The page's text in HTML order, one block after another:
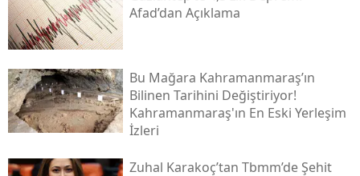
Afad’dan Açıklama
Bu Mağara Kahramanmaraş’ın
Bilinen Tarihini Değiştiriyor!
Kahramanmaraş'ın En Eski Yerleşim
İzleri
Zuhal Karakoç’tan Tbmm’de Şehit